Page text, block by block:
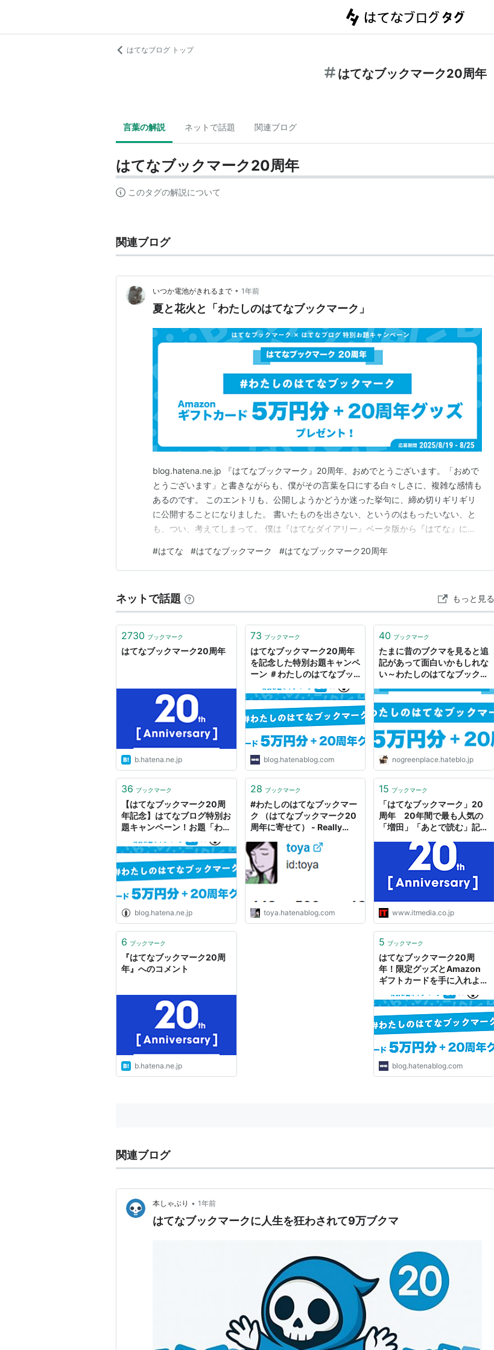
はてなブログ トップ
はてなブックマーク20周年
言葉の解説 ネットで話題 関連ブログ
はてなブックマーク20周年
このタグの解説について
関連ブログ
いつか電池がきれるまで • 1年前
夏と花火と「わたしのはてなブックマーク」
blog.hatena.ne.jp 『はてなブックマーク』20周年、おめでとうございます。「おめで
とうございます」と書きながらも、僕がその言葉を口にする白々しさに、複雑な感情も
あるのです。 このエントリも、公開しようかどうか迷った挙句に、締め切りギリギリ
に公開することになりました。 書いたものを出さない、というのはもったいない、と
も、つい、考えてしまって。 僕は『はてなダイアリー』ベータ版から『はてな』に棲
かしいんです）、『はてな』のサービスの移り変わりもずっとみてきました。『はてな
ハイク』など、途中で終わってしまっ…
#はてな #はてなブックマーク #はてなブックマーク20周年
ネットで話題 もっと見る
2730 ブックマーク
はてなブックマーク20周年
b.hatena.ne.jp
73 ブックマーク
はてなブックマーク20周年
を記念した特別お題キャンペ
ーン ＃わたしのはてなブッ
を発表します - 週刊はてなブ
ログ
blog.hatenablog.com
40 ブックマーク
たまに昔のブクマを見ると追
記があって面白いかもしれな
い～わたしのはてなブックマ
のにますトライバル
nogreenplace.hateblo.jp
36 ブックマーク
【はてなブックマーク20周
年記念】はてなブログ特別お
題キャンペーン！お題「わた
の投稿を募集！ - はてなブロ
グ
blog.hatena.ne.jp
28 ブックマーク
#わたしのはてなブックマー
ク （はてなブックマーク20
周年に寄せて） - Really
toya.hatenablog.com
15 ブックマーク
「はてなブックマーク」20
周年 20年間で最も人気の
「増田」「あとで読む」記事
www.itmedia.co.jp
6 ブックマーク
『はてなブックマーク20周
年』へのコメント
b.hatena.ne.jp
5 ブックマーク
はてなブックマーク20周
年！限定グッズとAmazon
ギフトカードを手に入れよ
のはてなブックマーク」のエ
ピソードを募集中です - 週刊
はてなブログ
blog.hatenablog.com
関連ブログ
本しゃぶり • 1年前
はてなブックマークに人生を狂わされて9万ブクマ